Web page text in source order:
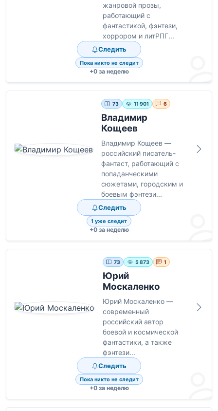
жанровой прозы,
работающий с
фантастикой, фэнтези,
хоррором и литРПГ...
Следить
Пока никто не следит
+0 за неделю
73 11 901 6
Владимир
Кощеев
Владимир Кощеев —
российский писатель-
фантаст, работающий с
попаданческими
сюжетами, городским и
боевым фэнтези...
Следить
1 уже следит
+0 за неделю
73 5 873 1
Юрий
Москаленко
Юрий Москаленко —
современный
российский автор
боевой и космической
фантастики, а также
фэнтези...
Следить
Пока никто не следит
+0 за неделю